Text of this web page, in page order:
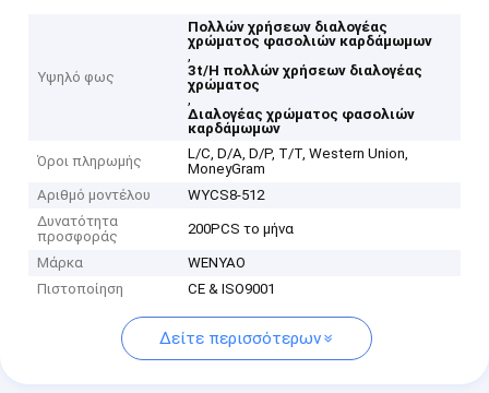
Υψηλό φως
Πολλών χρήσεων διαλογέας
χρώματος φασολιών καρδάμωμων
,
3t/H πολλών χρήσεων διαλογέας
χρώματος
,
Διαλογέας χρώματος φασολιών
καρδάμωμων
Όροι πληρωμής
L/C, D/A, D/P, T/T, Western Union,
MoneyGram
Αριθμό μοντέλου
WYCS8-512
Δυνατότητα
προσφοράς
200PCS το μήνα
Μάρκα
WENYAO
Πιστοποίηση
CE & ISO9001
Δείτε περισσότερων